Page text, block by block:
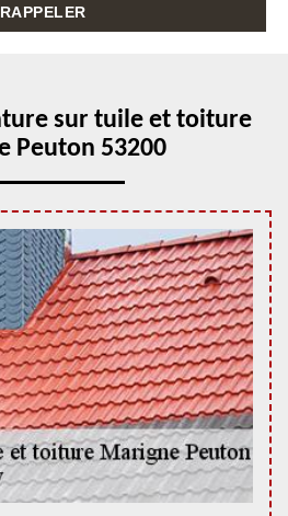
sur tuile et toiture
Peuton 53200